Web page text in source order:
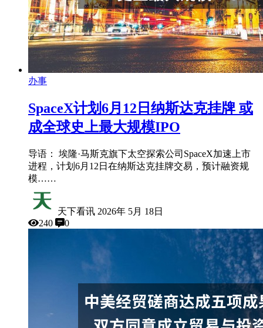
办事
SpaceX计划6月12日纳斯达克挂牌 或
成全球史上最大规模IPO
导语： 埃隆·马斯克旗下太空探索公司SpaceX加速上市
进程，计划6月12日在纳斯达克挂牌交易，预计融资规
模……
天下看讯 2026年 5月 18日
240
0